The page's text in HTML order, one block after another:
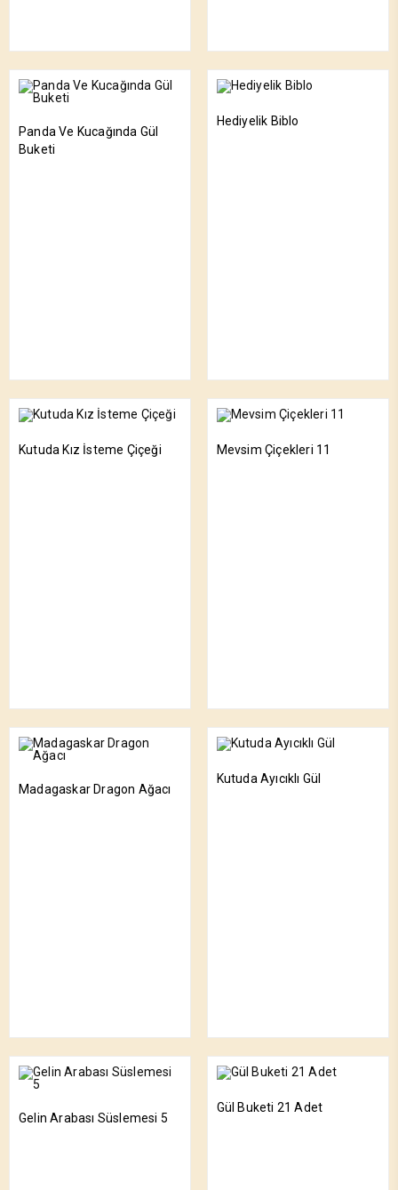
Panda Ve Kucağında Gül
Buketi
Hediyelik Biblo
Kutuda Kız İsteme Çiçeği Mevsim Çiçekleri 11
Madagaskar Dragon Ağacı
Kutuda Ayıcıklı Gül
Gelin Arabası Süslemesi 5
Gül Buketi 21 Adet